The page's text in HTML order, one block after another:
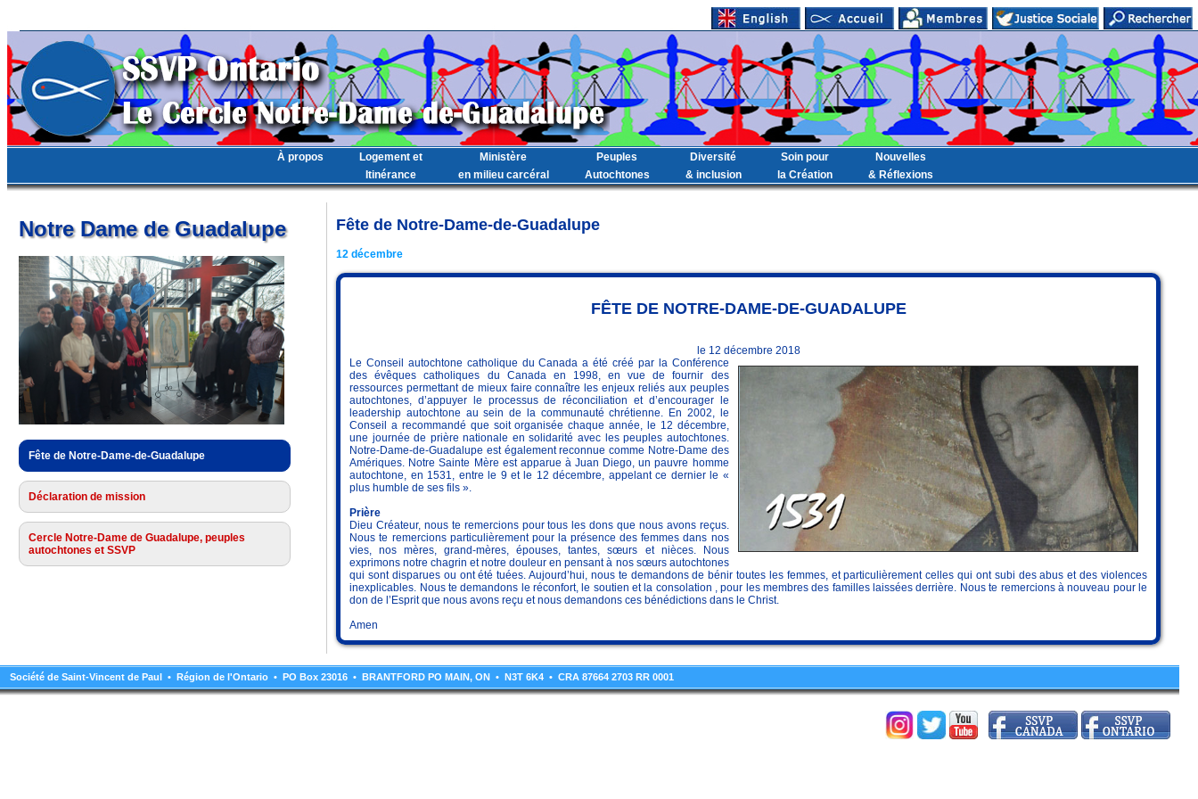
À propos
Logement et
Itinérance
Ministère
en milieu carcéral
Peuples
Autochtones
Diversité
& inclusion
Soin pour
la Création
Nouvelles
& Réflexions
Fête de Notre-Dame-de-Guadalupe
12 décembre
FÊTE DE NOTRE-DAME-DE-GUADALUPE
le 12 décembre 2018
Le Conseil autochtone catholique du Canada a été créé par la Conférence
des évêques catholiques du Canada en 1998, en vue de fournir des
ressources permettant de mieux faire connaître les enjeux reliés aux peuples
autochtones, d’appuyer le processus de réconciliation et d’encourager le
leadership autochtone au sein de la communauté chrétienne. En 2002, le
Conseil a recommandé que soit organisée chaque année, le 12 décembre,
une journée de prière nationale en solidarité avec les peuples autochtones.
Notre-Dame-de-Guadalupe est également reconnue comme Notre-Dame des
Amériques. Notre Sainte Mère est apparue à Juan Diego, un pauvre homme
autochtone, en 1531, entre le 9 et le 12 décembre, appelant ce dernier le «
plus humble de ses fils ».
Prière
Dieu Créateur, nous te remercions pour tous les dons que nous avons reçus.
Nous te remercions particulièrement pour la présence des femmes dans nos
vies, nos mères, grand-mères, épouses, tantes, sœurs et nièces. Nous
exprimons notre chagrin et notre douleur en pensant à nos sœurs autochtones
qui sont disparues ou ont été tuées. Aujourd’hui, nous te demandons de bénir toutes les femmes, et particulièrement celles qui ont subi des abus et des violences
inexplicables. Nous te demandons le réconfort, le soutien et la consolation , pour les membres des familles laissées derrière. Nous te remercions à nouveau pour le
don de l’Esprit que nous avons reçu et nous demandons ces bénédictions dans le Christ.
Amen
Notre Dame de Guadalupe
Fête de Notre-Dame-de-Guadalupe
Déclaration de mission
Cercle Notre-Dame de Guadalupe, peuples
autochtones et SSVP
Société de Saint-Vincent de Paul • Région de l'Ontario • PO Box 23016 • BRANTFORD PO MAIN, ON • N3T 6K4 • CRA 87664 2703 RR 0001